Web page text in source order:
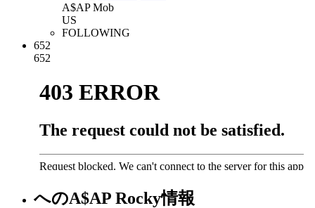
A$AP Mob
US
FOLLOWING
652
652
へのA$AP Rocky情報